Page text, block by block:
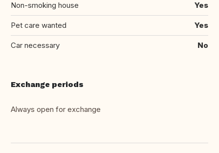
Non-smoking house Yes
Pet care wanted Yes
Car necessary No
Exchange periods
Always open for exchange